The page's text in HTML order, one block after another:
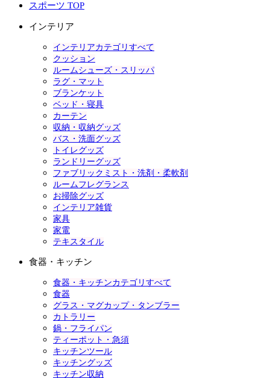
スポーツ TOP
インテリア
インテリアカテゴリすべて
クッション
ルームシューズ・スリッパ
ラグ・マット
ブランケット
ベッド・寝具
カーテン
収納・収納グッズ
バス・洗面グッズ
トイレグッズ
ランドリーグッズ
ファブリックミスト・洗剤・柔軟剤
ルームフレグランス
お掃除グッズ
インテリア雑貨
家具
家電
テキスタイル
食器・キッチン
食器・キッチンカテゴリすべて
食器
グラス・マグカップ・タンブラー
カトラリー
鍋・フライパン
ティーポット・急須
キッチンツール
キッチングッズ
キッチン収納